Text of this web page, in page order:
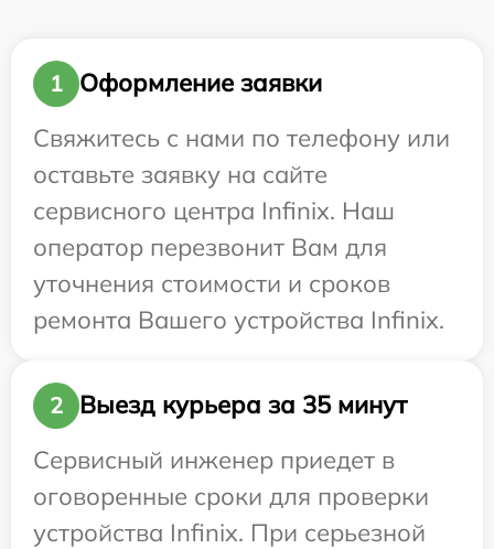
1
Оформление заявки
Свяжитесь с нами по телефону или
оставьте заявку на сайте
сервисного центра Infinix. Наш
оператор перезвонит Вам для
уточнения стоимости и сроков
ремонта Вашего устройства Infinix.
2
Выезд курьера за 35 минут
Сервисный инженер приедет в
оговоренные сроки для проверки
устройства Infinix. При серьезной